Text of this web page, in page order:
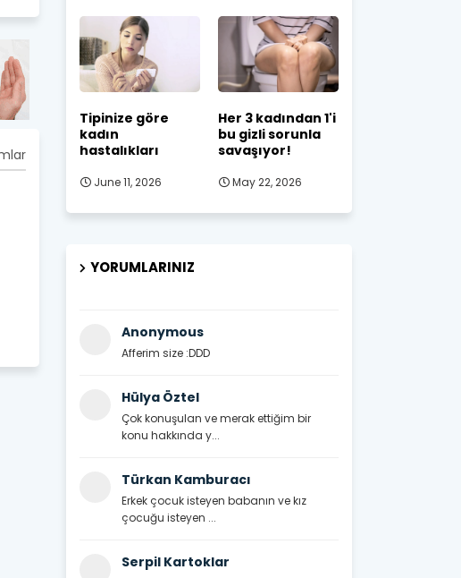
Tipinize göre
kadın
hastalıkları
June 11, 2026
Her 3 kadından 1'i
bu gizli sorunla
savaşıyor!
May 22, 2026
YORUMLARINIZ
Anonymous
Afferim size :DDD
Hülya Öztel
Çok konuşulan ve merak ettiğim bir
konu hakkında y...
Türkan Kamburacı
Erkek çocuk isteyen babanın ve kız
çocuğu isteyen ...
Serpil Kartoklar